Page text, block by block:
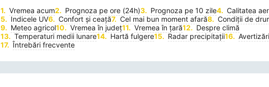
Vremea acum
Prognoza pe ore (24h) Prognoza pe 10 zile
Calitatea
Indicele UV
Confort și ceață Cel mai bun moment afară
Condiții de
Meteo agricol
Vremea în județ Vremea în țară
Despre climă
Temperaturi medii lunare
Hartă fulgere Radar precipitații
Întrebări frecvente